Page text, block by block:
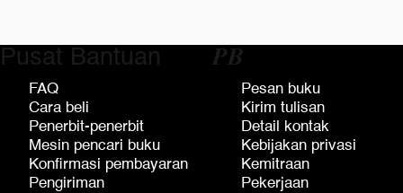
Pusat Bantuan
FAQ
Cara beli
Penerbit-penerbit
Mesin pencari buku
Konfirmasi pembayaran
Pengiriman
𝑷𝑩
Pesan buku
Kirim tulisan
Detail kontak
Kebijakan privasi
Kemitraan
Pekerjaan